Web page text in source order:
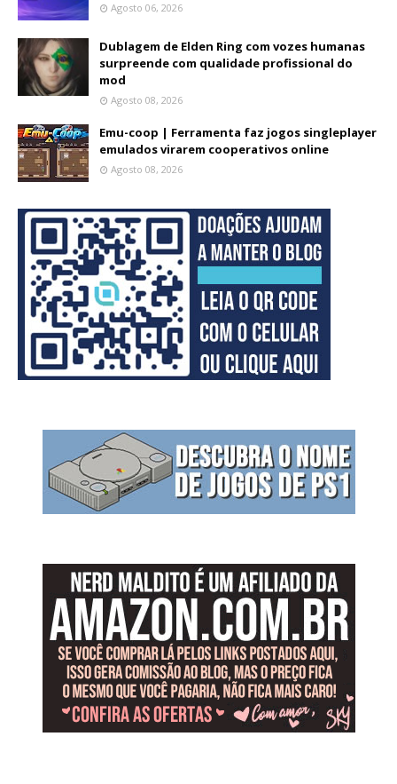
Agosto 06, 2026
Dublagem de Elden Ring com vozes humanas
surpreende com qualidade profissional do
mod
Agosto 08, 2026
Emu-coop | Ferramenta faz jogos singleplayer
emulados virarem cooperativos online
Agosto 08, 2026